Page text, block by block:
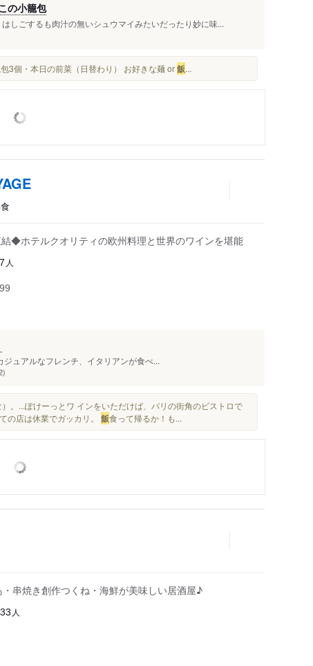
の小籠包
しごするも肉汁の無いシュウマイみたいだったり妙に味...
3個・本日の前菜（日替わり） お好きな麺 or飯...
◆ホテルクオリティの欧州料理と世界のワインを堪能
人
ュアルなフレンチ、イタリアンが食べ...
。...ぽけーっとワ インをいただけば、パリの街角のビストロで
の店は休業でガッカリ。 飯食って帰るか！も...
串焼き創作つくね・海鮮が美味しい居酒屋♪
人